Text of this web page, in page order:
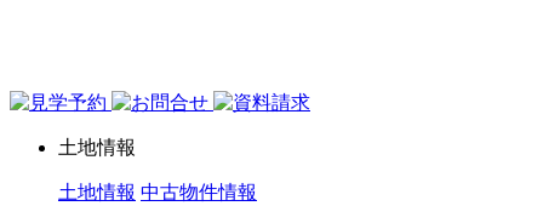
土地情報
土地情報 中古物件情報